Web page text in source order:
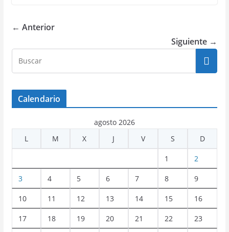
← Anterior
Siguiente →
Calendario
agosto 2026
L
M X J V S D
1 2
3 4 5 6 7 8 9
10 11 12 13 14 15 16
17 18 19 20 21 22 23